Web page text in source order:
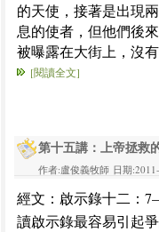
的天使，接著是出現
息的使者，但他們後
被曝露在大街上，沒有
[閱讀全文]
第十五講：上帝拯救
作者:盧俊義牧師 日期
經文：啟示錄十二：
讀啟示錄最容易引起